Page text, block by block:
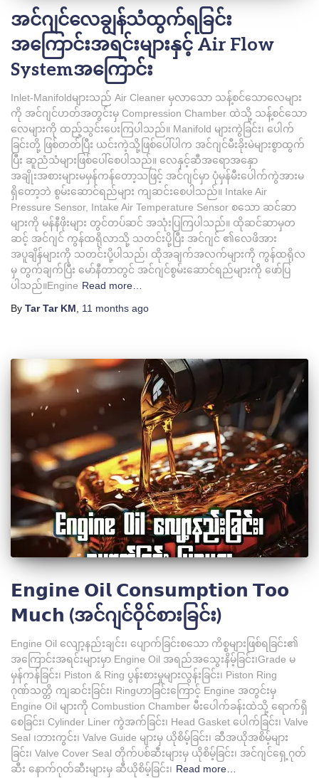
အင်ဂျင်လေချွန်သံထွက်ရခြင်း
အကြောင်းအရင်းများနှင့် Air Flow
Systemအကြောင်း
Inlet-Manifoldများသည် Air Cleaner မှလာသော သန့်စင်သောလေများ
ကို အင်ဂျင်ဟတ်အတွင်းမှ Compression Chamber ထဲသို့ သန့်စင်သော
လေများကို ထည့်သွင်းပေးကြပါသည်။ Manifold များကွဲခြင်း၊ ပေါက်
ခြင်းတို့ ဖြစ်တတ်ပြီး ယင်းကဲ့သို့ဖြစ်ပေါ်ပါက အင်ဂျင်မီးခိုးမဲများစွာထွက်
ပြီး ဆူညံသံများဖြစ်ပေါ်စေပါသည်။ လေနှင့်ဆီအရောအနှော
အချိုးအစားများမမှန်ကန်တော့သဖြင့် အင်ဂျင်မှာ ပုံမှန်မီးပေါက်ကွဲအားမ
ရှိတော့ဘဲ စွမ်းဆောင်ရည်များ ကျဆင်းစေပါသည်။ Intake Air
Pressure Sensor, Intake Air Temperature Sensor စသော ဆင်ဆာ
များကို မန်နီဖိုးများ တွင်တပ်ဆင် အသုံးပြကြပါသည်။ ထိုဆင်ဆာမှတ
ဆင့် အင်ဂျင် ကွန်ထရိုလာသို့ သတင်းပို့ပြီး အင်ဂျင် ၏လေဖိအား
အပူချိန်များကို သတင်းပို့ပါသည်၊ ထိုအချက်အလက်များကို ကွန်ထရိုလ
မှ တွက်ချက်ပြီး မော်နီတာတွင် အင်ဂျင်စွမ်းဆောင်ရည်များကို ဖော်ပြ
ပါသည်။Engine Read more…
By Tar Tar KM 11 months ago
𝗘𝗻𝗴𝗶𝗻𝗲 𝗢𝗶𝗹 𝗖𝗼𝗻𝘀𝘂𝗺𝗽𝘁𝗶𝗼𝗻 𝗧𝗼𝗼
𝗠𝘂𝗰𝗵 (အင်ဂျင်ဝိုင်စားခြင်း)
Engine Oil လျော့နည်းချင်း၊ ပျောက်ခြင်းစသော ကိစ္စများဖြစ်ရခြင်း၏
အကြောင်းအရင်းများမှာ Engine Oil အရည်အသွေးနိမ့်ခြင်း၊Grade မ
မှန်ကန်ခြင်း၊ Piston & Ring ပွန်းစားမှုများလွန်းခြင်း၊ Piston Ring
ဂုဏ်သတ္တိ ကျဆင်းခြင်း၊ Ringဟာခြင်းကြောင့် Engine အတွင်းမှ
Engine Oil များကို Combustion Chamber မီးပေါက်ခန်းထဲသို့ ရောက်ရှိ
စေခြင်း၊ Cylinder Liner ကွဲအက်ခြင်း၊ Head Gasket‌ ပေါက်ခြင်း၊ Valve
Seal ၊ဘားကွင်း၊ Valve Guide များမှ ယိုစိမ့်ခြင်း၊ ဆီအယိုအစိမ့်များ
ခြင်း၊ Valve Cover Seal တိုက်ပစ်ဆီးများမှ ယိုစိမ့်ခြင်း၊ အင်ဂျင်ရှေ့ဂုတ်
ဆီး နောက်ဂုတ်ဆီးများမှ ဆီယိုစိမ့်ခြင်း၊ Read more…